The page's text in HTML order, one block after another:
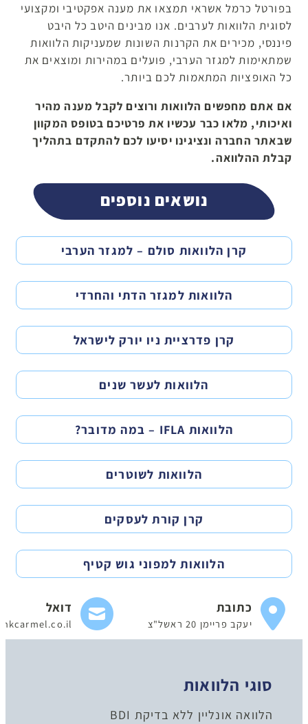
בפורטל כרמל אשראי תמצאו את מענה אפקטיבי ומקצועי
לסוגית הלוואות לערבים. אנו מבינים היטב כל היבט
פיננסי, מכירים את הקרנות השונות שמעניקות הלוואות
שמתאימות למגזר הערבי, פועלים במהירות ומוצאים את
כל האופציות המתאמות לכם ביותר.
אם אתם מחפשים הלוואות ורוצים לקבל מענה מהיר
ואיכותי, מלאו כבר עכשיו את פרטיכם בטופס המקוון
שבאתר החברה ונציגינו יסיעו לכם להתקדם בתהליך
קבלת ההלוואה.
נושאים נוספים
קרן הלוואות סולם – למגזר הערבי
הלוואות למגזר הדתי והחרדי
קרן פדרציית ניו יורק לישראל
הלוואות לעשר שנים
הלוואות IFLA – במה מדובר?
הלוואות לשוטרים
קרן קורת לעסקים
הלוואות למפוני גוש קטיף
כתובת
יעקב פריימן 20 ראשל"צ
דואל
סוגי הלוואות
הלוואה אונליין ללא בדיקת BDI